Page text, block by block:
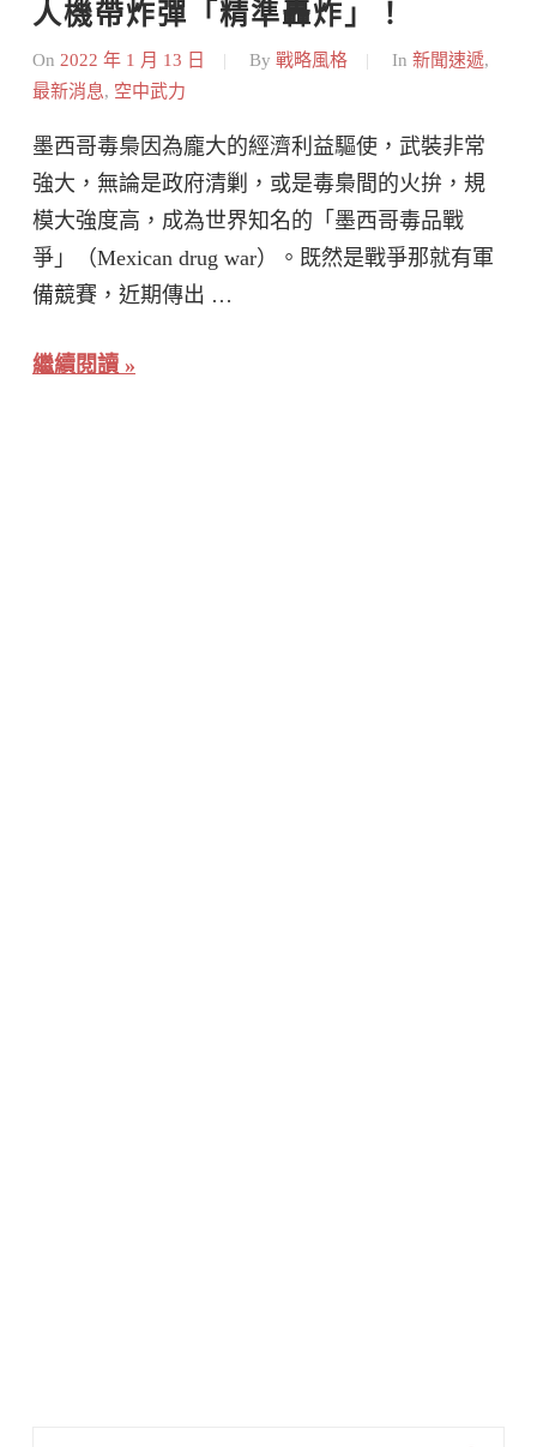
人機帶炸彈「精準轟炸」！
On 2022 年 1 月 13 日 By 戰略風格 In 新聞速遞,
最新消息, 空中武力
墨西哥毒梟因為龐大的經濟利益驅使，武裝非常
強大，無論是政府清剿，或是毒梟間的火拚，規
模大強度高，成為世界知名的「墨西哥毒品戰
爭」（Mexican drug war）。既然是戰爭那就有軍
備競賽，近期傳出 …
繼續閱讀